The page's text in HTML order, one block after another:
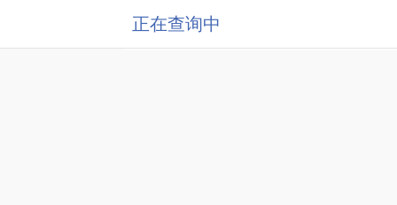
正在查询中